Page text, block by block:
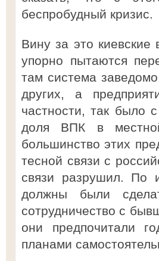
беспробудный кризис.
Вину за это
упорно пытаются
там система
других, а
частности, так было
доля ВПК в
большинство этих
тесной связи с
связи разрушил. По
должны были
сотрудничество с
они предпочитали
планами